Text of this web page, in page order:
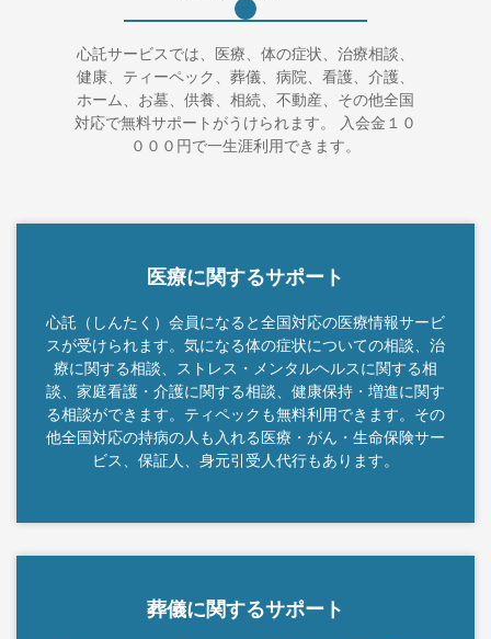
心託サービスでは、医療、体の症状、治療相談、
健康、ティーペック、葬儀、病院、看護、介護、
ホーム、お墓、供養、相続、不動産、その他全国
対応で無料サポートがうけられます。 入会金１０
０００円で一生涯利用できます。
医療に関するサポート
心託（しんたく）会員になると全国対応の医療情報サービ
スが受けられます。気になる体の症状についての相談、治
療に関する相談、ストレス・メンタルヘルスに関する相
談、家庭看護・介護に関する相談、健康保持・増進に関す
る相談ができます。ティペックも無料利用できます。その
他全国対応の持病の人も入れる医療・がん・生命保険サー
ビス、保証人、身元引受人代行もあります。
葬儀に関するサポート